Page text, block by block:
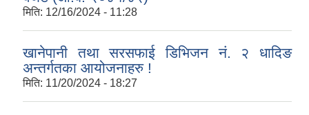
मिति: 12/16/2024 - 11:28
खानेपानी तथा सरसफाई डिभिजन नं. २ धादिङ
अन्तर्गतका आयोजनाहरु !
मिति: 11/20/2024 - 18:27